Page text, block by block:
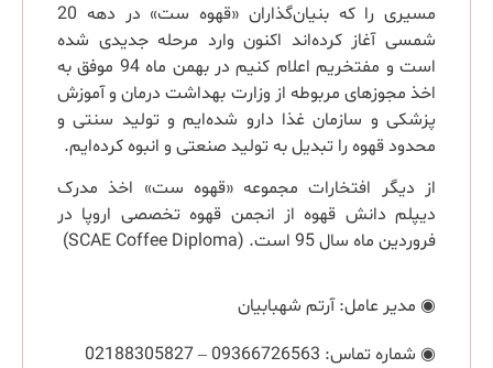
مسیری را که بنیان‌گذاران «قهوه ست» در دهه 20
شمسی آغاز کرده‌اند اکنون وارد مرحله جدیدی شده
است و مفتخریم اعلام کنیم در بهمن ماه 94 موفق به
اخذ مجوزهای مربوطه از وزارت بهداشت درمان و آموزش
پزشکی و سازمان غذا دارو شده‌ایم و تولید سنتی و
محدود قهوه را تبدیل به تولید صنعتی و انبوه کرده‌ایم.
از دیگر افتخارات مجموعه «قهوه ست» اخذ مدرک
دیپلم دانش قهوه از انجمن قهوه تخصصی اروپا در
فروردین ماه سال 95 است. (SCAE Coffee Diploma)
◉ مدیر عامل: آرتم شهبابیان
◉ شماره تماس:‌ 09366726563 – 02188305827